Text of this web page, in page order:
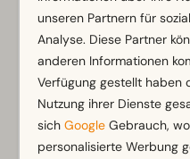
Einrichtungen
Allgemein
Klimaanlage
Nichtraucher
Fliegengitter
unseren Partnern für
Analyse. Diese Partner
anderen Informationen
Verfügung gestellt haben
Nutzung ihrer Dienste
sichGoogle Gebrauch,
personalisierte Werbung